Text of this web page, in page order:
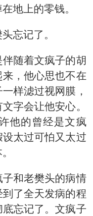
地上的零钱。
忘记了。
随着文疯子的胡
，他心思也不在
样滤过视网膜，
字会让他安心。
他的曾经是文疯
太过可怕又太过
和老樊头的病情
了全天发病的程
忘记了。文疯子